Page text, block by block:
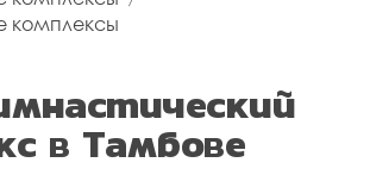
комплексы
в Тамбове